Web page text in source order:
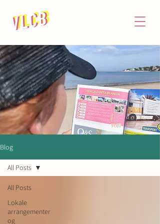
Blog
All Posts
Lokale
arrangementer
og
All Posts